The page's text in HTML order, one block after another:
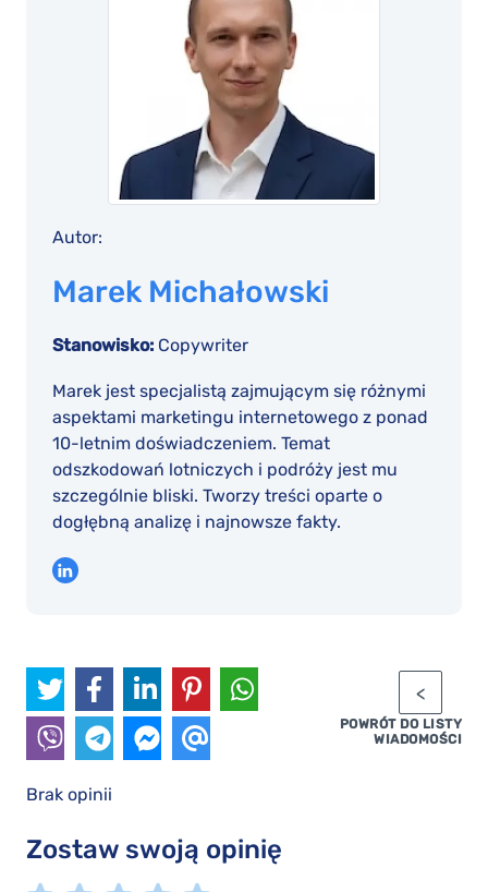
Autor:
Marek Michałowski
Stanowisko: Copywriter
Marek jest specjalistą zajmującym się różnymi
aspektami marketingu internetowego z ponad
10-letnim doświadczeniem. Temat
odszkodowań lotniczych i podróży jest mu
szczególnie bliski. Tworzy treści oparte o
dogłębną analizę i najnowsze fakty.
POWRÓT DO LISTY
WIADOMOŚCI
Brak opinii
Zostaw swoją opinię